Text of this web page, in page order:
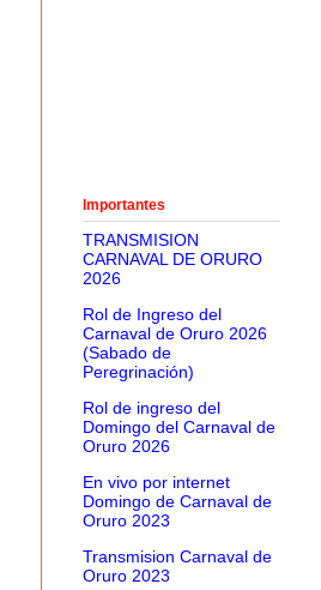
Importantes
TRANSMISION
CARNAVAL DE ORURO
2026
Rol de Ingreso del
Carnaval de Oruro 2026
(Sabado de
Peregrinación)
Rol de ingreso del
Domingo del Carnaval de
Oruro 2026
En vivo por internet
Domingo de Carnaval de
Oruro 2023
Transmision Carnaval de
Oruro 2023